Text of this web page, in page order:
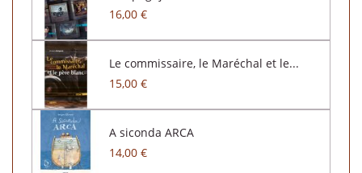
16,00 €
Le commissaire, le Maréchal et le...
15,00 €
A siconda ARCA
14,00 €